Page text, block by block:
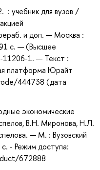
: учебник для вузов /
и доп. — Москва :
с. — (Высшее
11206-1. — Текст :
платформа Юрайт
444738 (дата
экономические
В.Н. Миронова, Н.Л.
— М. : Вузовский
- Режим доступа:
672888